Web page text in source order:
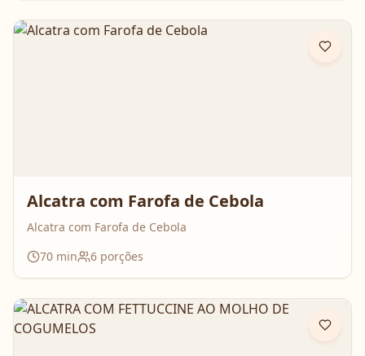
Alcatra com Farofa de Cebola
Alcatra com Farofa de Cebola
70 min 6 porções